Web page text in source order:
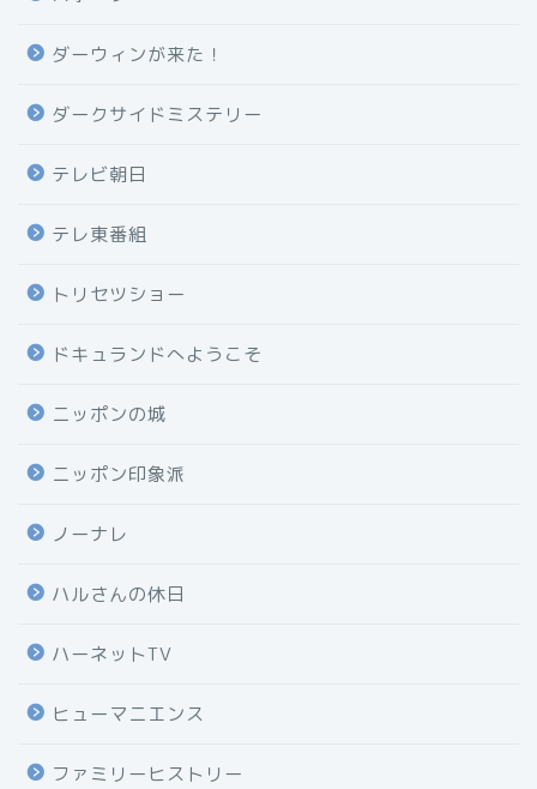
ダーウィンが来た！
ダークサイドミステリー
テレビ朝日
テレ東番組
トリセツショー
ドキュランドへようこそ
ニッポンの城
ニッポン印象派
ノーナレ
ハルさんの休日
ハーネットTV
ヒューマニエンス
ファミリーヒストリー